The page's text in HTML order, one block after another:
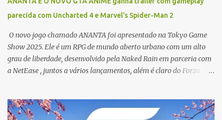
Gathering (ou seja, são cartas com novas regras, não apenas
reimpressões com arte nova), e serão válidas nos formatos
Commander, Legacy e Vintage. Aqui está uma análi...
parecida com Uncharted 4 e Marvel's Spider-Man 2
O novo jogo chamado ANANTA foi apresentado na Tokyo Game
Show 2025. Ele é um RPG de mundo aberto urbano com um alto
grau de liberdade, desenvolvido pela Naked Rain em parceria com
a NetEase , juntos a vários lançamentos, além é claro do Forza
uma trailer de 10 minutos do jogo como combate, um pouco da
historia e muito a gameplay, e muitos pontos que se foram